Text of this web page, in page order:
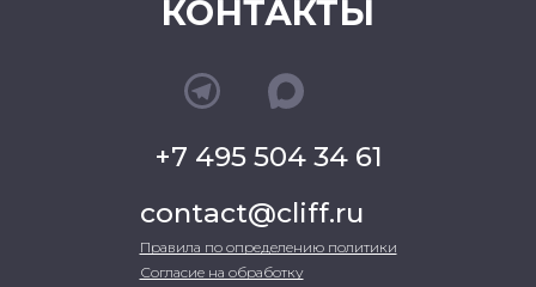
КОНТАКТЫ
+7 495 504 34 61
contact@cliff.ru
Правила по определению политики
Согласие на обработку